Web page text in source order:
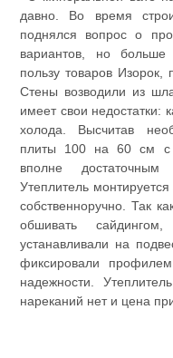
давно. Во время
поднялся вопрос о
вариантов, но больше
пользу товаров Изорок,
Стены возводили из
имеет свои недостатки:
холода. Высчитав
плиты 100 на 60 см с
вполне
Утеплитель
собственноручно. Так
обшивать
устанавливали на
фиксировали
надежности.
нареканий нет и цена